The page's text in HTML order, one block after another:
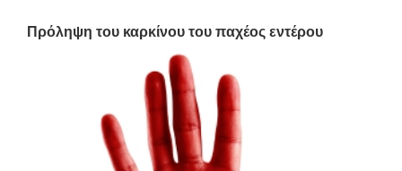
Πρόληψη του καρκίνου του παχέος εντέρου